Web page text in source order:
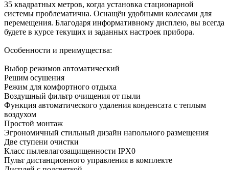
35 квадратных метров, когда установка стационарной
системы проблематична. Оснащён удобными колесами для
перемещения. Благодаря информативному дисплею, вы всегда
будете в курсе текущих и заданных настроек прибора.
Особенности и преимущества:
Выбор режимов автоматический
Решим осушения
Режим для комфортного отдыха
Воздушный фильтр очищения от пыли
Функция автоматического удаления конденсата с теплым
воздухом
Простой монтаж
Эгрономичный стильный дизайн напольного размещения
Две ступени очистки
Класс пылевлагозащищенности IPX0
Пульт дистанционного управления в комплекте